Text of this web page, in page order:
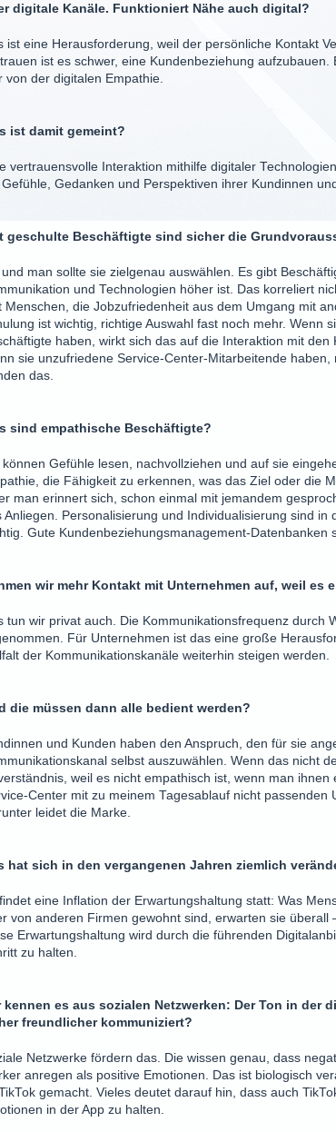
digitale Kanäle. Funktioniert Nähe auch digital?
ist eine Herausforderung, weil der persönliche Kontakt
ist es schwer, eine Kundenbeziehung aufzubauen.
von der digitalen Empathie.
ist damit gemeint?
vertrauensvolle Interaktion mithilfe digitaler
Gedanken und Perspektiven ihrer Kundinnen
geschulte Beschäftigte sind sicher die
man sollte sie zielgenau auswählen. Es gibt
und Technologien höher ist. Das korreliert
Menschen, die Jobzufriedenheit aus dem Umgang mit
ist wichtig, richtige Auswahl fast noch mehr. Wenn
haben, wirkt sich das auf die Interaktion mit den
sie unzufriedene Service-Center-Mitarbeitende haben,
das.
sind empathische Beschäftigte?
können Gefühle lesen, nachvollziehen und auf sie
die Fähigkeit zu erkennen, was das Ziel oder die
man erinnert sich, schon einmal mit jemandem
Anliegen. Personalisierung und Individualisierung sind in
Gute Kundenbeziehungsmanagement-Datenbanken
wir mehr Kontakt mit Unternehmen auf, weil es
tun wir privat auch. Die Kommunikationsfrequenz durch
Für Unternehmen ist das eine große
der Kommunikationskanäle weiterhin steigen werden.
die müssen dann alle bedient werden?
und Kunden haben den Anspruch, den für sie
selbst auszuwählen. Wenn das nicht
weil es nicht empathisch ist, wenn man ihnen
Center mit zu meinem Tagesablauf nicht passenden
leidet die Marke.
hat sich in den vergangenen Jahren ziemlich
eine Inflation der Erwartungshaltung statt: Was
von anderen Firmen gewohnt sind, erwarten sie überall
Erwartungshaltung wird durch die führenden
zu halten.
kennen es aus sozialen Netzwerken: Der Ton in der
freundlicher kommuniziert?
Netzwerke fördern das. Die wissen genau, dass
anregen als positive Emotionen. Das ist biologisch
gemacht. Vieles deutet darauf hin, dass auch
in der App zu halten.